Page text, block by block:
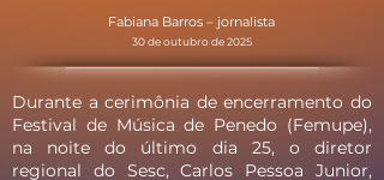
Fabiana Barros – jornalista
30 de outubro de 2025
Durante a cerimônia de encerramento do
Festival de Música de Penedo (Femupe),
na noite do último dia 25, o diretor
regional do Sesc, Carlos Pessoa Junior,